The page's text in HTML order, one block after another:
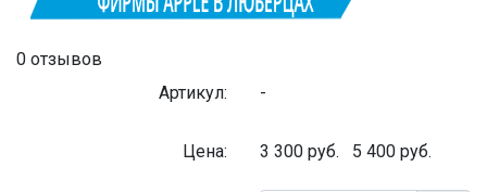
0 отзывов
Артикул:
-
Цена: 3 300 руб. 5 400 руб.